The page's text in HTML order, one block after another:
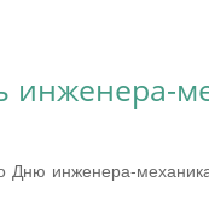
инженера-
Дню инженера-